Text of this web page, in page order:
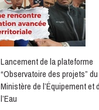
​Lancement de la plateforme
“Observatoire des projets” du
Ministère de l’Équipement et
l’Eau